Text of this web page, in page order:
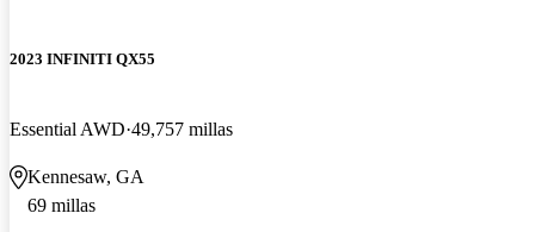
2023 INFINITI QX55
Essential AWD 49,757 millas
Kennesaw, GA
69 millas